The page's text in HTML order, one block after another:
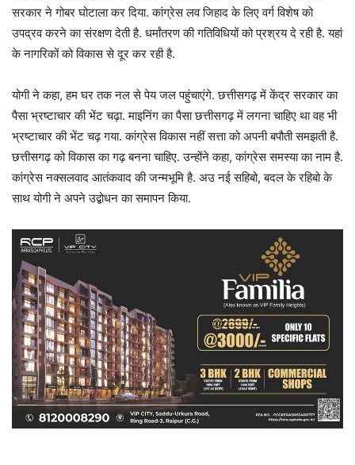
सरकार ने गोबर घोटाला कर दिया. कांग्रेस लव जिहाद के लिए वर्ग विशेष को
उपद्रव करने का संरक्षण देती है. धर्मांतरण की गतिविधियों को प्रश्रय दे रही है. यहां
के नागरिकों को विकास से दूर कर रही है.
योगी ने कहा, हम घर तक नल से पेय जल पहुंचाएंगे. छत्तीसगढ़ में केंद्र सरकार का
पैसा भ्रष्टाचार की भेंट चढ़ा. माइनिंग का पैसा छत्तीसगढ़ में लगना चाहिए था वह भी
भ्रष्टाचार की भेंट चढ़ गया. कांग्रेस विकास नहीं सत्ता को अपनी बपौती समझती है.
छत्तीसगढ़ को विकास का गढ़ बनना चाहिए. उन्होंने कहा, कांग्रेस समस्या का नाम है.
कांग्रेस नक्सलवाद आतंकवाद की जन्मभूमि है. अउ नई सहिबो, बदल के रहिबो के
साथ योगी ने अपने उद्बोधन का समापन किया.